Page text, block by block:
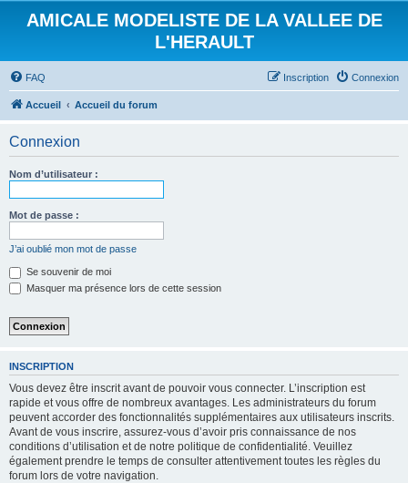
AMICALE MODELISTE DE LA VALLEE DE
L'HERAULT
FAQ Connexion
Inscription
Accueil Accueil du forum
Connexion
Nom d’utilisateur :
Mot de passe :
J’ai oublié mon mot de passe
Se souvenir de moi
Masquer ma présence lors de cette session
INSCRIPTION
Vous devez être inscrit avant de pouvoir vous connecter. L’inscription est
rapide et vous offre de nombreux avantages. Les administrateurs du forum
peuvent accorder des fonctionnalités supplémentaires aux utilisateurs inscrits.
Avant de vous inscrire, assurez-vous d’avoir pris connaissance de nos
conditions d’utilisation et de notre politique de confidentialité. Veuillez
également prendre le temps de consulter attentivement toutes les règles du
forum lors de votre navigation.